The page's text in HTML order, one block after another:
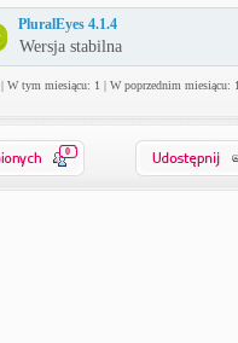
PluralEyes 4.1.4
Wersja stabilna
| W tym miesiącu: 1 | W poprzednim miesiącu:
0